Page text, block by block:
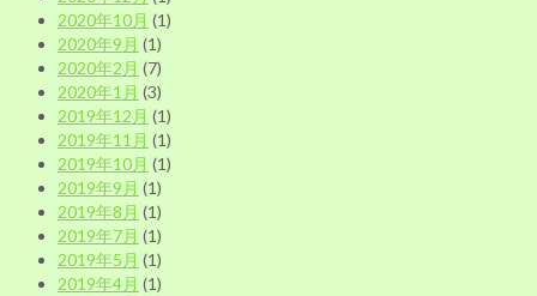
2020年10月 (1)
2020年9月 (1)
2020年2月 (7)
2020年1月 (3)
2019年12月 (1)
2019年11月 (1)
2019年10月 (1)
2019年9月 (1)
2019年8月 (1)
2019年7月 (1)
2019年5月 (1)
2019年4月 (1)